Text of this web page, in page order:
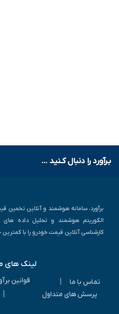
بـرآورد را دنبال کـنید ...
برآورد، سامانه هوشمند و آنلاین تخمین
الگوریتم هوشمند و تحلیل داده های
کارشناسی آنلاین قیمت خودرو را با
لینک های
تماس با ما قوانین
پرسش های متداول